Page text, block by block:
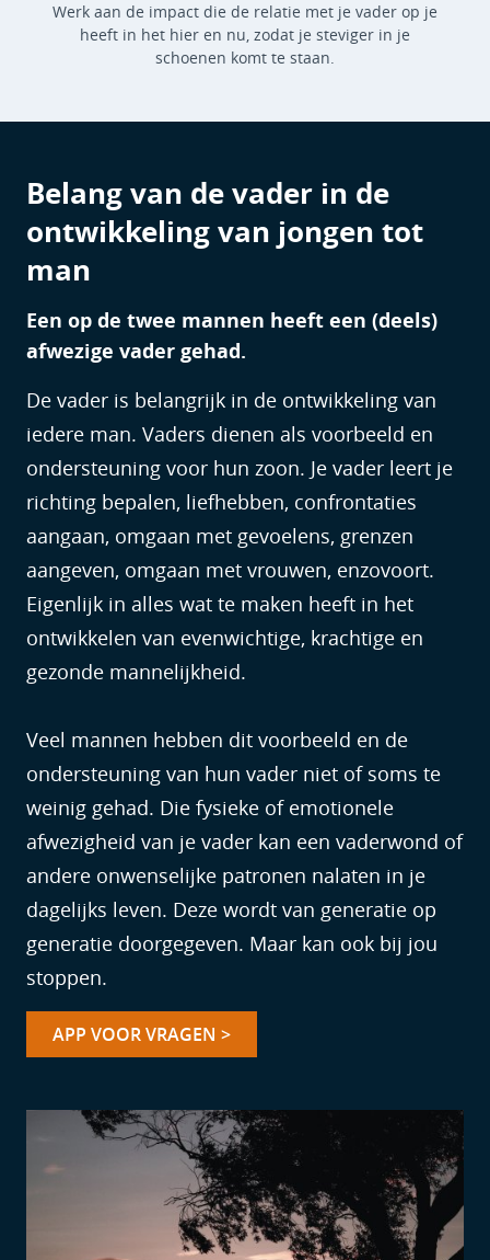
Werk aan de impact die de relatie met je vader op je
heeft in het hier en nu, zodat je steviger in je
schoenen komt te staan.
Belang van de vader in de
ontwikkeling van jongen tot
man
Een op de twee mannen heeft een (deels)
afwezige vader gehad.
De vader is belangrijk in de ontwikkeling van
iedere man. Vaders dienen als voorbeeld en
ondersteuning voor hun zoon. Je vader leert je
richting bepalen, liefhebben, confrontaties
aangaan, omgaan met gevoelens, grenzen
aangeven, omgaan met vrouwen, enzovoort.
Eigenlijk in alles wat te maken heeft in het
ontwikkelen van evenwichtige, krachtige en
gezonde mannelijkheid.
Veel mannen hebben dit voorbeeld en de
ondersteuning van hun vader niet of soms te
weinig gehad. Die fysieke of emotionele
afwezigheid van je vader kan een vaderwond of
andere onwenselijke patronen nalaten in je
dagelijks leven. Deze wordt van generatie op
generatie doorgegeven. Maar kan ook bij jou
stoppen.
APP VOOR VRAGEN >